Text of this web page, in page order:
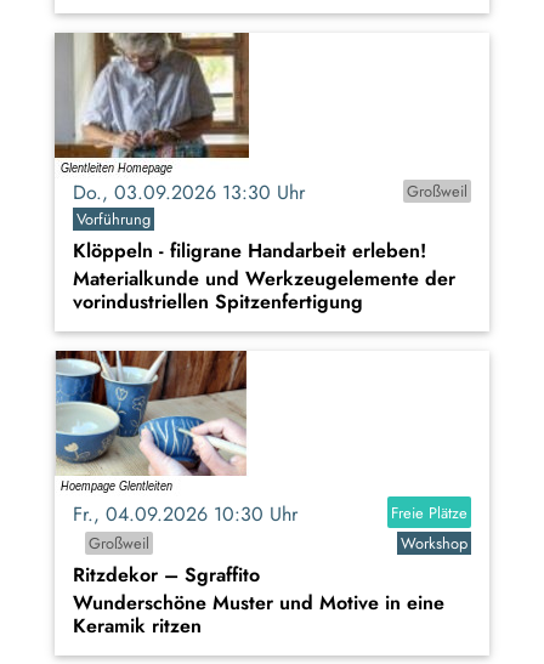
Do., 03.09.2026 13:30 Uhr
Großweil
Vorführung
Klöppeln - filigrane Handarbeit erleben!
Materialkunde und Werkzeugelemente der
vorindustriellen Spitzenfertigung
Fr., 04.09.2026 10:30 Uhr
Freie Plätze
Großweil
Workshop
Ritzdekor – Sgraffito
Wunderschöne Muster und Motive in eine
Keramik ritzen